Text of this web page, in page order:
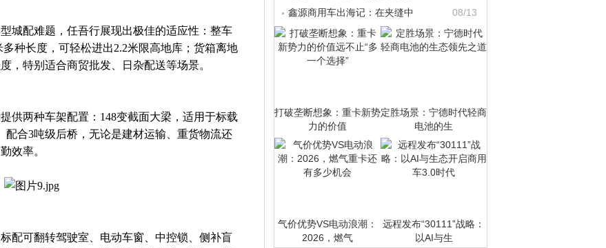
城配难题，任吾行展现出极佳的适应性：整车
种长度，可轻松进出2.2米限高地库；货箱离地
，特别适合商贸批发、日杂配送等场景。
供两种车架配置：148变截面大梁，适用于标载
配合3吨级后桥，无论是建材运输、重货物流还
效率。
配可翻转驾驶室、电动车窗、中控锁、侧补盲
鑫源商用车出海记：在夹缝中
08/13
打破垄断想象：重卡新势
力的价值
定胜场景：宁德时代轻商
电池的生
气价优势VS电动浪潮：
2026，燃气
远程发布“30111”战略：
以AI与生